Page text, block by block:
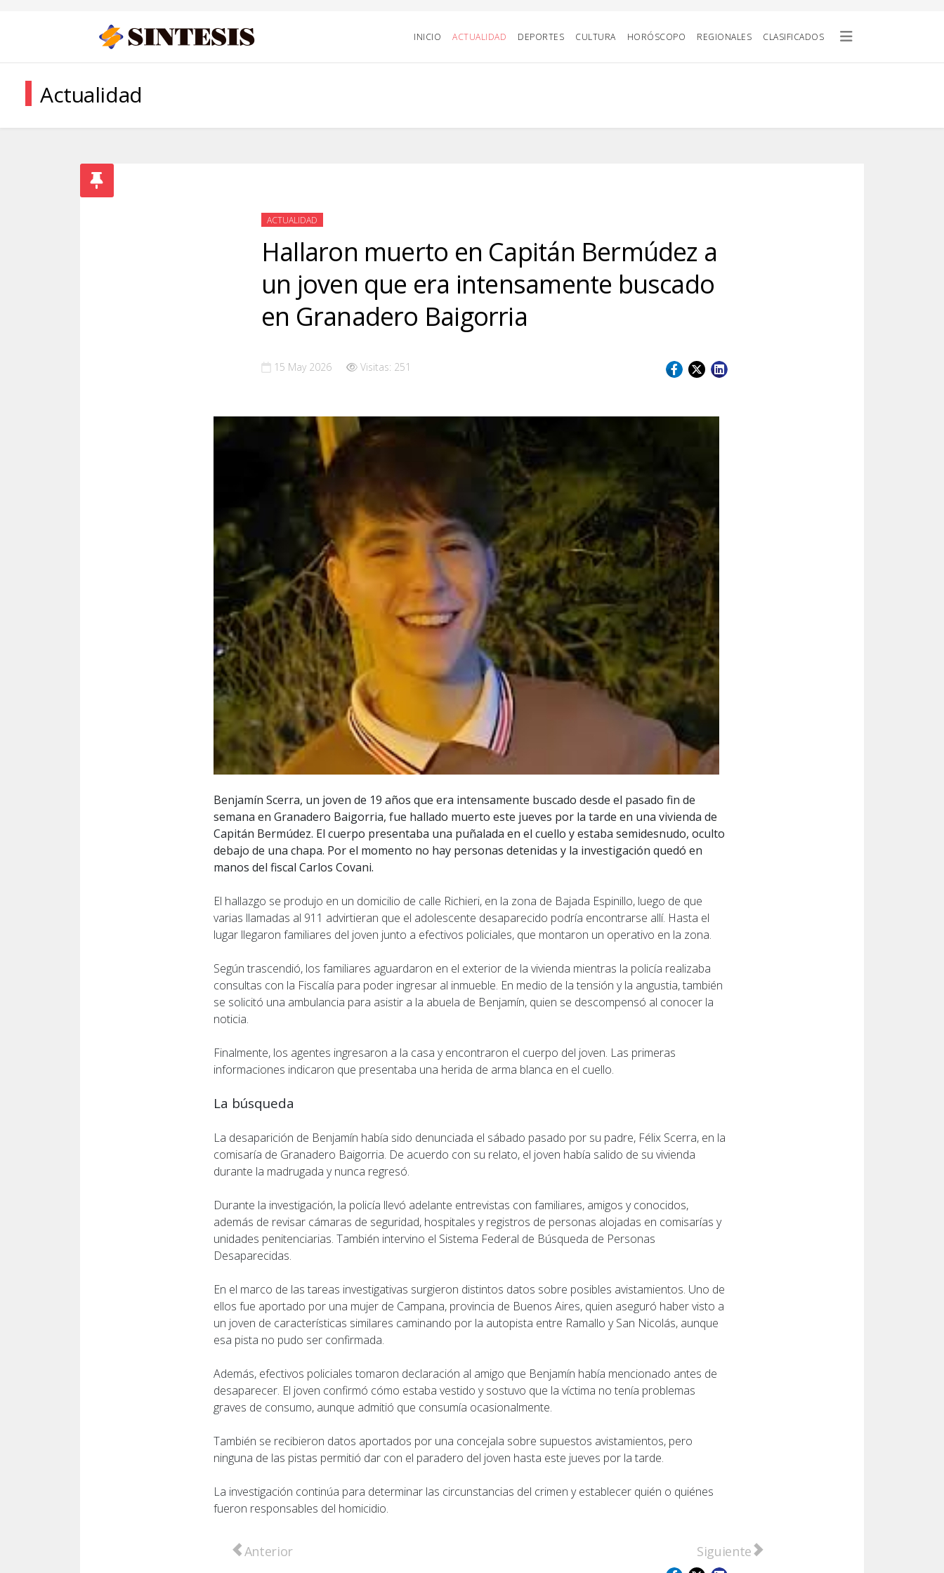
INICIO ACTUALIDAD DEPORTES CULTURA HORÓSCOPO REGIONALES CLASIFICADOS
Actualidad
ACTUALIDAD
Hallaron muerto en Capitán Bermúdez a
un joven que era intensamente buscado
en Granadero Baigorria
15 May 2026 Visitas: 251
Benjamín Scerra, un joven de 19 años que era intensamente buscado desde el pasado fin de
semana en Granadero Baigorria, fue hallado muerto este jueves por la tarde en una vivienda de
Capitán Bermúdez. El cuerpo presentaba una puñalada en el cuello y estaba semidesnudo, oculto
debajo de una chapa. Por el momento no hay personas detenidas y la investigación quedó en
manos del fiscal Carlos Covani.
El hallazgo se produjo en un domicilio de calle Richieri, en la zona de Bajada Espinillo, luego de que
varias llamadas al 911 advirtieran que el adolescente desaparecido podría encontrarse allí. Hasta el
lugar llegaron familiares del joven junto a efectivos policiales, que montaron un operativo en la zona.
Según trascendió, los familiares aguardaron en el exterior de la vivienda mientras la policía realizaba
consultas con la Fiscalía para poder ingresar al inmueble. En medio de la tensión y la angustia, también
se solicitó una ambulancia para asistir a la abuela de Benjamín, quien se descompensó al conocer la
noticia.
Finalmente, los agentes ingresaron a la casa y encontraron el cuerpo del joven. Las primeras
informaciones indicaron que presentaba una herida de arma blanca en el cuello.
La búsqueda
La desaparición de Benjamín había sido denunciada el sábado pasado por su padre, Félix Scerra, en la
comisaría de Granadero Baigorria. De acuerdo con su relato, el joven había salido de su vivienda
durante la madrugada y nunca regresó.
Durante la investigación, la policía llevó adelante entrevistas con familiares, amigos y conocidos,
además de revisar cámaras de seguridad, hospitales y registros de personas alojadas en comisarías y
unidades penitenciarias. También intervino el Sistema Federal de Búsqueda de Personas
Desaparecidas.
En el marco de las tareas investigativas surgieron distintos datos sobre posibles avistamientos. Uno de
ellos fue aportado por una mujer de Campana, provincia de Buenos Aires, quien aseguró haber visto a
un joven de características similares caminando por la autopista entre Ramallo y San Nicolás, aunque
esa pista no pudo ser confirmada.
Además, efectivos policiales tomaron declaración al amigo que Benjamín había mencionado antes de
desaparecer. El joven confirmó cómo estaba vestido y sostuvo que la víctima no tenía problemas
graves de consumo, aunque admitió que consumía ocasionalmente.
También se recibieron datos aportados por una concejala sobre supuestos avistamientos, pero
ninguna de las pistas permitió dar con el paradero del joven hasta este jueves por la tarde.
La investigación continúa para determinar las circunstancias del crimen y establecer quién o quiénes
fueron responsables del homicidio.
Artículo anterior: Corte total en la Autopista Rosario-Santa Fe este sábado: lo que hay que saber
Anterior Artículo siguiente: Concejo Municipal de
Siguiente